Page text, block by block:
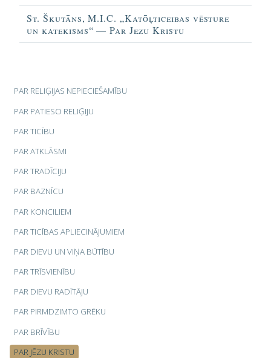
PAR RELIĢIJAS NEPIECIEŠAMĪBU
PAR PATIESO RELIĢIJU
PAR TICĪBU
PAR ATKLĀSMI
PAR TRADĪCIJU
PAR BAZNĪCU
PAR KONCILIEM
PAR TICĪBAS APLIECINĀJUMIEM
PAR DIEVU UN VIŅA BŪTĪBU
PAR TRĪSVIENĪBU
PAR DIEVU RADĪTĀJU
PAR PIRMDZIMTO GRĒKU
PAR BRĪVĪBU
PAR JĒZU KRISTU
St. Škutāns, M.I.C. „Katōļticeibas vēsture
un katekisms“ — Par Jezu Kristu